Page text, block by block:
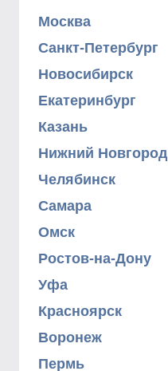
Москва
Санкт-Петербург
Новосибирск
Екатеринбург
Казань
Нижний Новгород
Челябинск
Самара
Омск
Ростов-на-Дону
Уфа
Красноярск
Воронеж
Пермь